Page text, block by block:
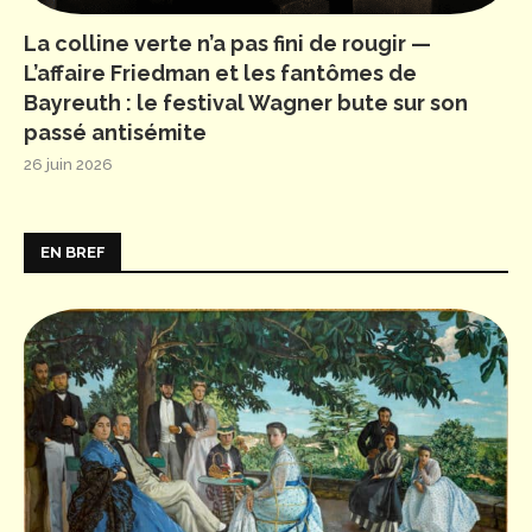
La colline verte n’a pas fini de rougir —
L’affaire Friedman et les fantômes de
Bayreuth : le festival Wagner bute sur son
passé antisémite
26 juin 2026
EN BREF